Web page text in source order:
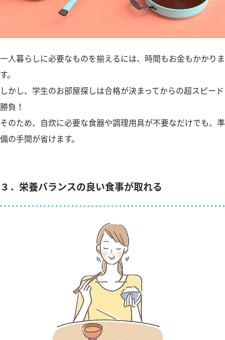
一人暮らしに必要なものを揃えるには、時間もお金もかかりま
す。
しかし、学生のお部屋探しは合格が決まってからの超スピード
勝負！
そのため、自炊に必要な食器や調理用具が不要なだけでも、準
備の手間が省けます。
３．栄養バランスの良い食事が取れる